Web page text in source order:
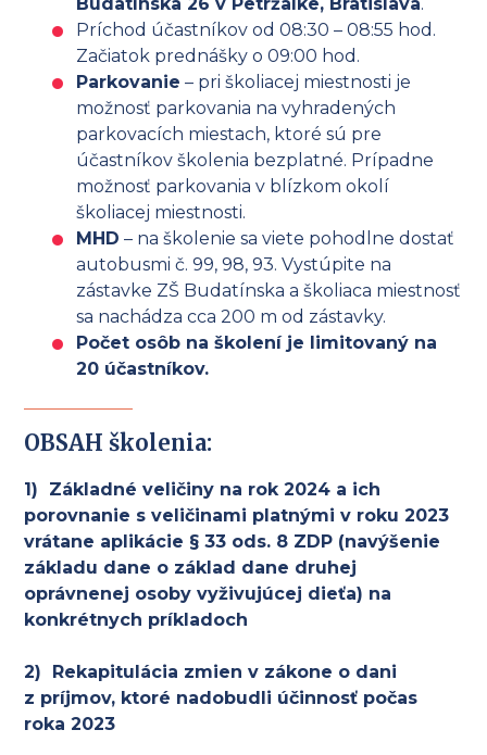
Príchod účastníkov od 08:30 – 08:55 hod.
Začiatok prednášky o 09:00 hod.
Parkovanie – pri školiacej miestnosti je
možnosť parkovania na vyhradených
parkovacích miestach, ktoré sú pre
účastníkov školenia bezplatné. Prípadne
možnosť parkovania v blízkom okolí
školiacej miestnosti.
MHD – na školenie sa viete pohodlne dostať
autobusmi č. 99, 98, 93. Vystúpite na
zástavke ZŠ Budatínska a školiaca miestnosť
sa nachádza cca 200 m od zástavky.
Počet osôb na školení je limitovaný na
20 účastníkov.
OBSAH školenia:
1) Základné veličiny na rok 2024 a ich
porovnanie s veličinami platnými v roku 2023
vrátane aplikácie § 33 ods. 8 ZDP (navýšenie
základu dane o základ dane druhej
oprávnenej osoby vyživujúcej dieťa) na
konkrétnych príkladoch
2) Rekapitulácia zmien v zákone o dani
z príjmov, ktoré nadobudli účinnosť počas
roka 2023